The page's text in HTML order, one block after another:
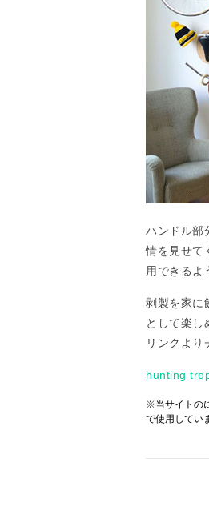
ハンドル部
情を見せて
用できるよ
剥製を家に
として楽し
リンクより
hunting
※当サイトの
で使用してい